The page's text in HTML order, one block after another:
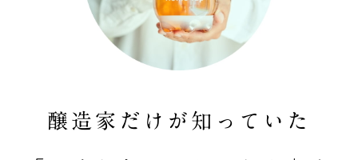
醸造家だけが知っていた